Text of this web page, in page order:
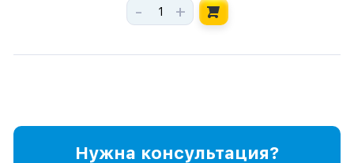
- +
Нужна консультация?